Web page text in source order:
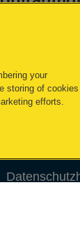
your
storing of
efforts.